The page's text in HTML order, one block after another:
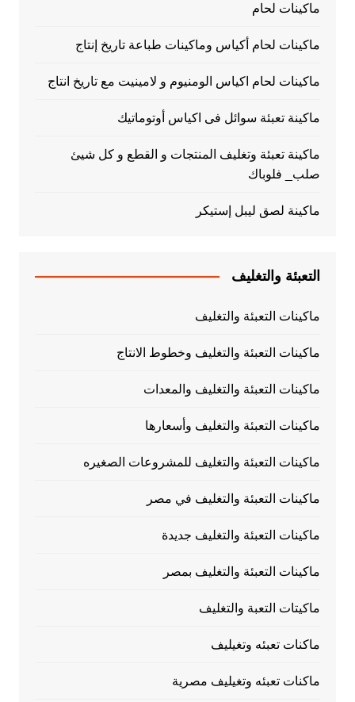
ماكينات لحام
ماكينات لحام أكياس وماكينات طباعة تاريخ إنتاج
ماكينات لحام اكياس الومنيوم و لامينيت مع تاريخ انتاج
ماكينة تعبئة سوائل فى اكياس أوتوماتيك
ماكينة تعبئة وتغليف المنتجات و القطع و كل شيئ
صلب_ فلوباك
ماكينة لصق ليبل إستيكر
التعبئة والتغليف
ماكينات التعبئة والتغليف
ماكينات التعبئة والتغليف وخطوط الانتاج
ماكينات التعبئة والتغليف والمعدات
ماكينات التعبئة والتغليف وأسعارها
ماكينات التعبئة والتغليف للمشروعات الصغيره
ماكينات التعبئة والتغليف في مصر
ماكينات التعبئة والتغليف جديدة
ماكينات التعبئة والتغليف بمصر
ماكيتات التعبة والتغليف
ماكنات تعبئه وتغيليف
ماكنات تعبئه وتغيليف مصرية